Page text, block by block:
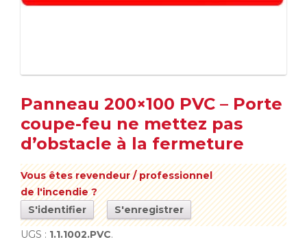
Panneau 200×100 PVC – Porte
coupe-feu ne mettez pas
d’obstacle à la fermeture
Vous êtes revendeur / professionnel
de l'incendie ?
S'identifier
S'enregistrer
UGS : 1.1.1002.PVC.